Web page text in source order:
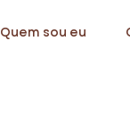
Quem sou eu